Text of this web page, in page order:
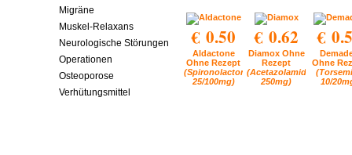
Migräne
Muskel-Relaxans
Neurologische Störungen
Operationen
Osteoporose
Verhütungsmittel
€ 0.50
Aldactone
Ohne Rezept
(Spironolactone
25/100mg)
€ 0.62
Diamox Ohne
Rezept
(Acetazolamide
250mg)
€
Ohne
10/